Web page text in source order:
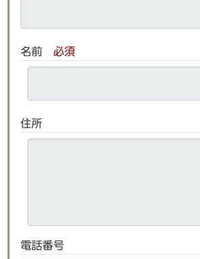
名前 必須
住所
電話番号